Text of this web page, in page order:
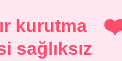
kurutma
sağlıksız